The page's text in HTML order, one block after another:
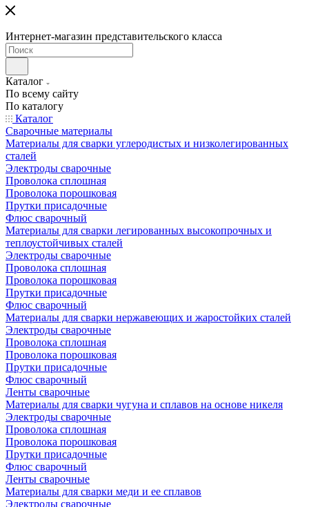
Интернет-магазин представительского класса
Каталог
По всему сайту
По каталогу
Каталог
Сварочные материалы
Материалы для сварки углеродистых и низколегированных
сталей
Электроды сварочные
Проволока сплошная
Проволока порошковая
Прутки присадочные
Флюс сварочный
Материалы для сварки легированных высокопрочных и
теплоустойчивых сталей
Электроды сварочные
Проволока сплошная
Проволока порошковая
Прутки присадочные
Флюс сварочный
Материалы для сварки нержавеющих и жаростойких сталей
Электроды сварочные
Проволока сплошная
Проволока порошковая
Прутки присадочные
Флюс сварочный
Ленты сварочные
Материалы для сварки чугуна и сплавов на основе никеля
Электроды сварочные
Проволока сплошная
Проволока порошковая
Прутки присадочные
Флюс сварочный
Ленты сварочные
Материалы для сварки меди и ее сплавов
Электроды сварочные